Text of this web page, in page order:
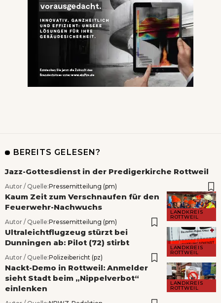
BEREITS GELESEN?
Jazz-Gottesdienst in der Predigerkirche Rottweil
Autor / Quelle:Pressemitteilung (pm)
LANDKREIS
ROTTWEIL
Kaum Zeit zum Verschnaufen für den
Feuerwehr-Nachwuchs
Autor / Quelle:Pressemitteilung (pm)
LANDKREIS
ROTTWEIL
Ultraleichtflugzeug stürzt bei
Dunningen ab: Pilot (72) stirbt
Autor / Quelle:Polizeibericht (pz)
LANDKREIS
ROTTWEIL
Nackt-Demo in Rottweil: Anmelder
sieht Stadt beim „Nippelverbot“
einlenken